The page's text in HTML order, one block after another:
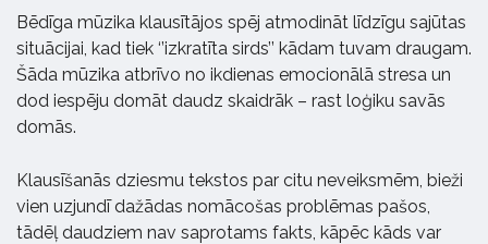
Bēdīga mūzika klausītājos spēj atmodināt līdzīgu sajūtas
situācijai, kad tiek ‘’izkratīta sirds’’ kādam tuvam draugam.
Šāda mūzika atbrīvo no ikdienas emocionālā stresa un
dod iespēju domāt daudz skaidrāk – rast loģiku savās
domās.
Klausīšanās dziesmu tekstos par citu neveiksmēm, bieži
vien uzjundī dažādas nomācošas problēmas pašos,
tādēļ daudziem nav saprotams fakts, kāpēc kāds var